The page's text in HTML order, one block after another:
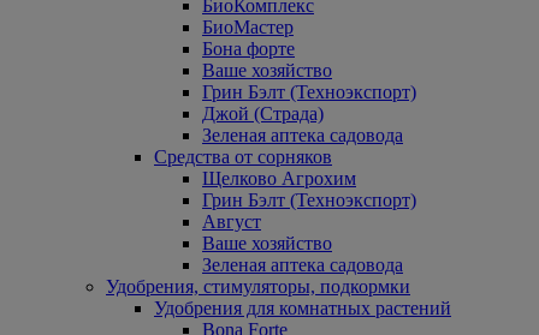
БиоКомплекс
БиоМастер
Бона форте
Ваше хозяйство
Грин Бэлт (Техноэкспорт)
Джой (Страда)
Зеленая аптека садовода
Средства от сорняков
Щелково Агрохим
Грин Бэлт (Техноэкспорт)
Август
Ваше хозяйство
Зеленая аптека садовода
Удобрения, стимуляторы, подкормки
Удобрения для комнатных растений
Bona Forte